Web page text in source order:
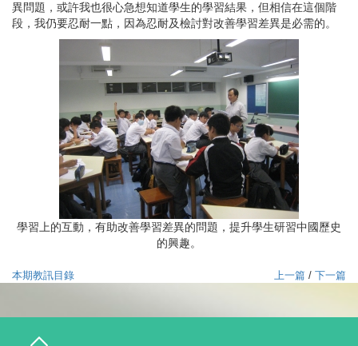
異問題，或許我也很心急想知道學生的學習結果，但相信在這個階
段，我仍要忍耐一點，因為忍耐及檢討對改善學習差異是必需的。
學習上的互動，有助改善學習差異的問題，提升學生研習中國歷史
的興趣。
本期教訊目錄 上一篇 / 下一篇
T